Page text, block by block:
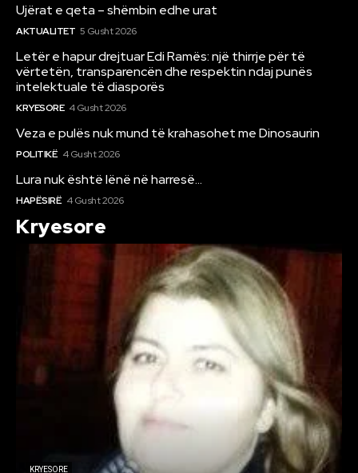
Ujërat e qeta – shëmbin edhe urat
AKTUALITET 5 Gusht 2026
Letër e hapur drejtuar Edi Ramës: një thirrje për të
vërtetën, transparencën dhe respektin ndaj punës
intelektuale të diasporës
KRYESORE 4 Gusht 2026
Veza e pulës nuk mund të krahasohet me Dinosaurin
POLITIKË 4 Gusht 2026
Lura nuk është lënë në harresë…
HAPËSIRË 4 Gusht 2026
Kryesore
KRYESORE